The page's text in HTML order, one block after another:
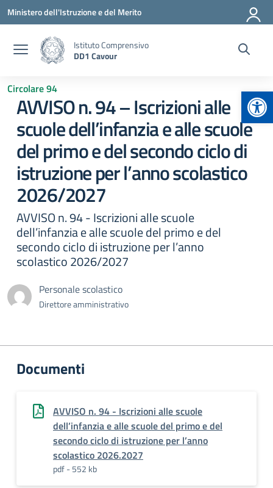
Vai ai contenuti
Vai al menu di navigazione
Vai al footer
Ministero dell'Istruzione e del Merito
Istituto Comprensivo
DD1 Cavour
Circolare 94
AVVISO n. 94 – Iscrizioni alle
scuole dell’infanzia e alle scuole
del primo e del secondo ciclo di
istruzione per l’anno scolastico
2026/2027
AVVISO n. 94 - Iscrizioni alle scuole
dell’infanzia e alle scuole del primo e del
secondo ciclo di istruzione per l’anno
scolastico 2026/2027
Personale scolastico
Direttore amministrativo
Documenti
AVVISO n. 94 - Iscrizioni alle scuole
dell’infanzia e alle scuole del primo e del
secondo ciclo di istruzione per l’anno
scolastico 2026.2027
pdf - 552 kb